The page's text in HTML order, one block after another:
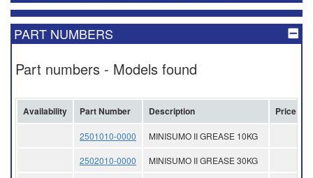
PART NUMBERS
Part numbers - Models found
Availability Part Number Description Price
2501010-0000 MINISUMO II GREASE 10KG
2502010-0000 MINISUMO II GREASE 30KG